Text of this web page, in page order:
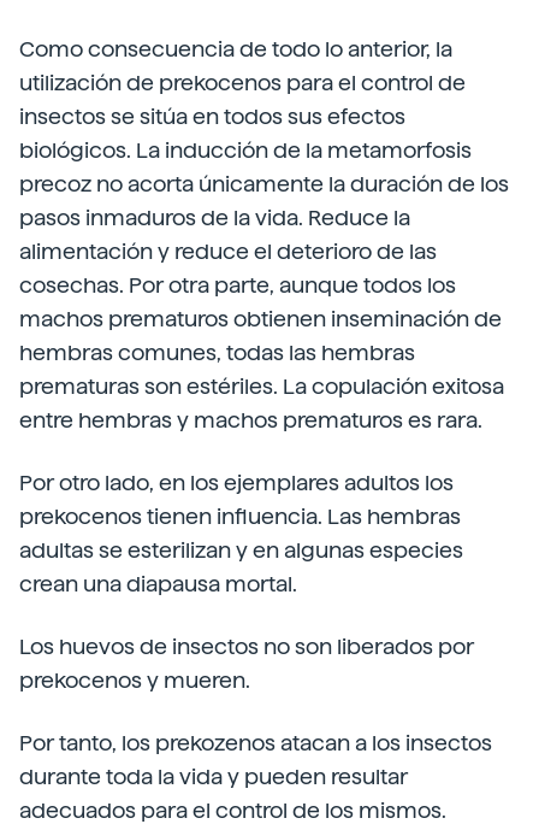
Como consecuencia de todo lo anterior, la
utilización de prekocenos para el control de
insectos se sitúa en todos sus efectos
biológicos. La inducción de la metamorfosis
precoz no acorta únicamente la duración de los
pasos inmaduros de la vida. Reduce la
alimentación y reduce el deterioro de las
cosechas. Por otra parte, aunque todos los
machos prematuros obtienen inseminación de
hembras comunes, todas las hembras
prematuras son estériles. La copulación exitosa
entre hembras y machos prematuros es rara.
Por otro lado, en los ejemplares adultos los
prekocenos tienen influencia. Las hembras
adultas se esterilizan y en algunas especies
crean una diapausa mortal.
Los huevos de insectos no son liberados por
prekocenos y mueren.
Por tanto, los prekozenos atacan a los insectos
durante toda la vida y pueden resultar
adecuados para el control de los mismos.